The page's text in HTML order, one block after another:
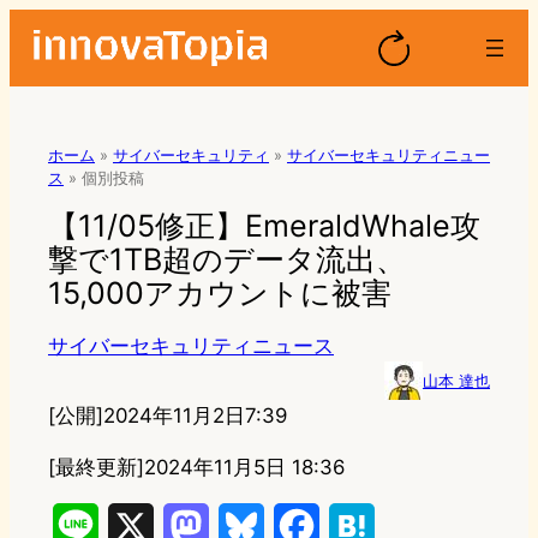
ホーム » サイバーセキュリティ » サイバーセキュリティニュー
ス » 個別投稿
【11/05修正】EmeraldWhale攻
撃で1TB超のデータ流出、
15,000アカウントに被害
サイバーセキュリティニュース
山本 達也
[公開]2024年11月2日7:39
[最終更新]2024年11月5日 18:36